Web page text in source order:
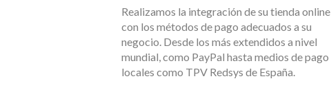
Realizamos la integración de su tienda online
con los métodos de pago adecuados a su
negocio. Desde los más extendidos a nivel
mundial, como PayPal hasta medios de pago
locales como TPV Redsys de España.